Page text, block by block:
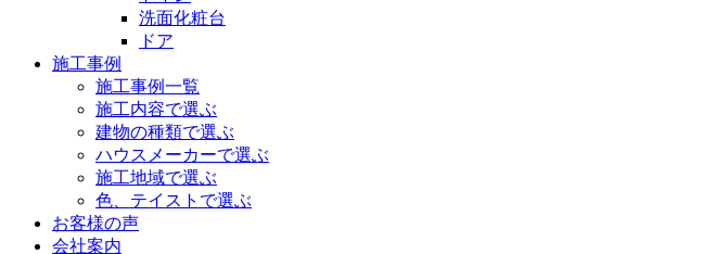
洗面化粧台
ドア
施工事例
施工事例一覧
施工内容で選ぶ
建物の種類で選ぶ
ハウスメーカーで選ぶ
施工地域で選ぶ
色、テイストで選ぶ
お客様の声
会社案内